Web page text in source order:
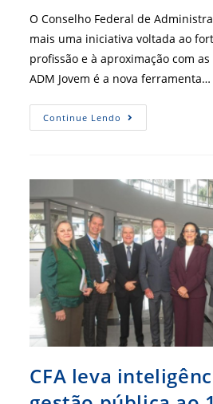
post:
O Conselho Federal de
mais uma iniciativa voltada ao
profissão e à aproximação com as
ADM Jovem é a nova ferramenta…
Continue Lendo CFA
Lança
Novas
Oportunidades
Estudantes
De
Administração
Em
Todo
Brasil
CFA leva